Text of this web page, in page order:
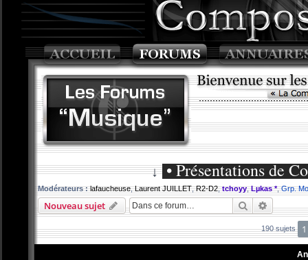
↓ • Présentations de
Modérateurs : lafaucheuse,Laurent JUILLET,R2-D2,tchoyy,Lµkas *,Grp.
Nouveau sujet Rechercher
190 sujets 1